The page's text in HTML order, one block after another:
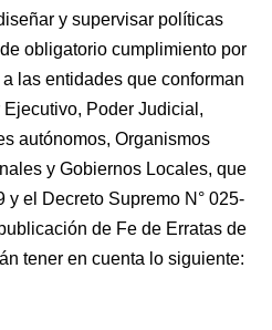
y supervisar políticas
obligatorio cumplimiento por
las entidades que conforman
Poder Judicial,
autónomos, Organismos
y Gobiernos Locales, que
y el Decreto Supremo N° 025-
de Fe de Erratas de
tener en cuenta lo siguiente: